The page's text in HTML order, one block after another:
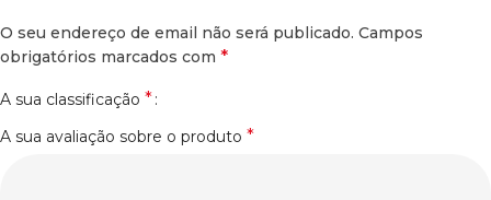
O seu endereço de email não será publicado. Campos
obrigatórios marcados com *
A sua classificação *
A sua avaliação sobre o produto *